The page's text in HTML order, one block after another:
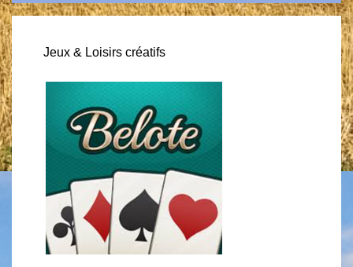
Jeux & Loisirs créatifs